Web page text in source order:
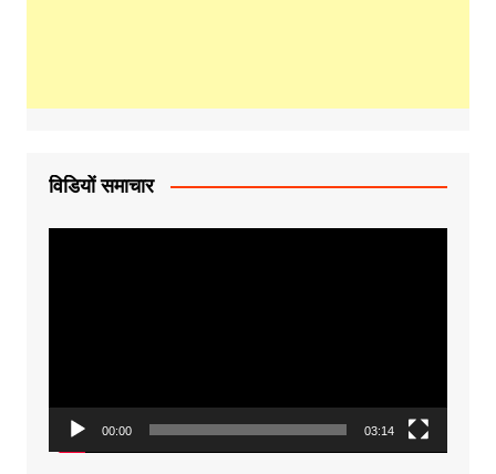
विडियों समाचार
00:00 03:14